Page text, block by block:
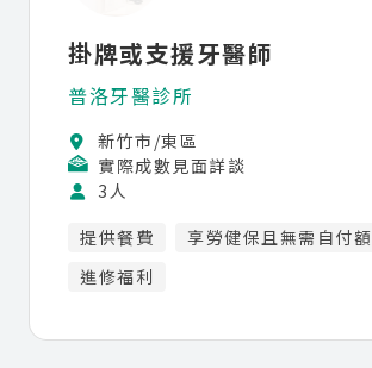
掛牌或支援牙醫師
普洛牙醫診所
新竹市/東區
實際成數見面詳談
3人
提供餐費
享勞健保且無需自付額
進修福利